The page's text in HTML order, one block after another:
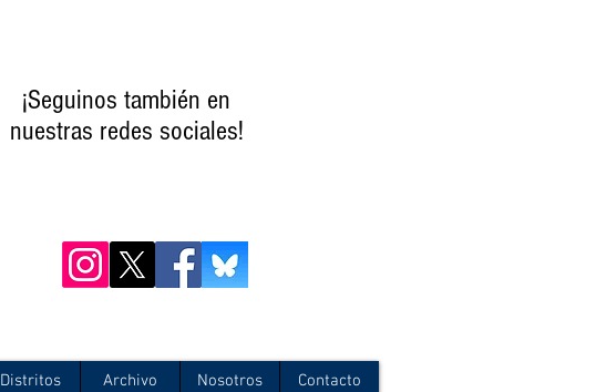
¡Seguinos también en
nuestras redes sociales!
Distritos Archivo Nosotros Contacto